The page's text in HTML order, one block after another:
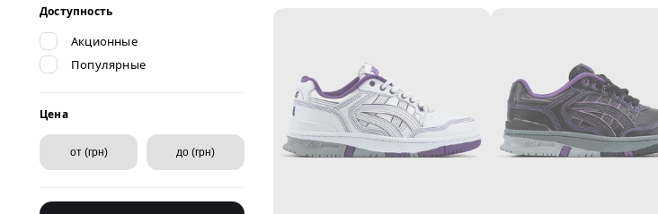
Доступность
Акционные
Популярные
Цена